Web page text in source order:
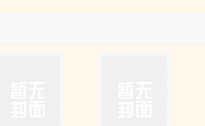
? ? ? ?只能通过隐隐的感应本ti，知